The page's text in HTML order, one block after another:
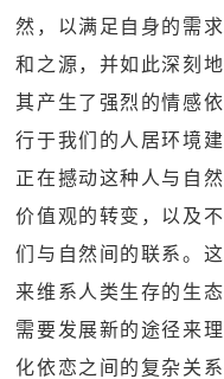
然，以满足自身的需
和之源，并如此深刻
其产生了强烈的情感
行于我们的人居环境
正在撼动这种人与自
价值观的转变，以及
们与自然间的联系。
来维系人类生存的生
需要发展新的途径来
化依恋之间的复杂关